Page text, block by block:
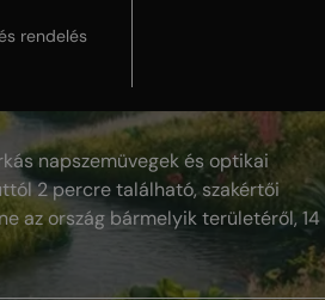
rendelés
napszemüvegek és optikai
2 percre található, szakértői
az ország bármelyik területéről, 14